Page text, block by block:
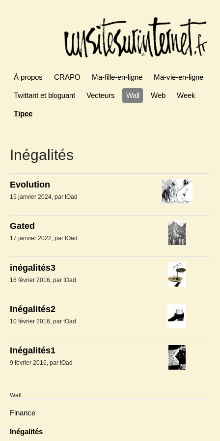
À propos CRAPO Ma-fille-en-ligne Ma-vie-en-ligne
Twittant et bloguant Vecteurs Wall Web Week
Tipee
Inégalités
Evolution
15 janvier 2024, par tOad
Gated
17 janvier 2022, par tOad
inégalités3
16 février 2016, par tOad
Inégalités2
10 février 2016, par tOad
Inégalités1
9 février 2016, par tOad
Wall
Finance
Inégalités